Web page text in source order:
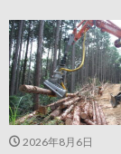
2026年8月6日